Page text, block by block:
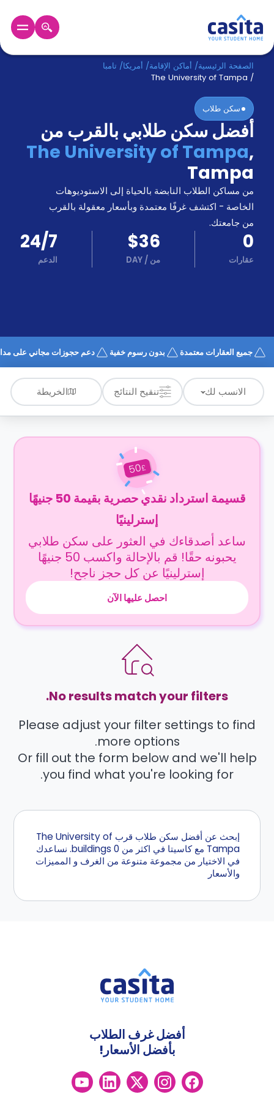
الرئيسية عربي USD
دخول
حجز
السكن
من
نحن؟
المدونة
أخبر
أصدقائك
و
اكسب
كن
شريكا
الدعم
كيف
تعمل؟
الأسئلة
الشائعة
الصفحة الرئيسية/ أماكن الإقامة/ أمريكا/ تامبا
/
The University of Tampa
سكن طلاب
أفضل سكن طلابي بالقرب من
The University of Tampa,
Tampa
من مساكن الطلاب النابضة بالحياة إلى الاستوديوهات
الخاصة - اكتشف غرفًا معتمدة وبأسعار معقولة بالقرب
من جامعتك.
0
عقارات
$36
من /
DAY
24/7
الدعم
جميع العقارات معتمدة بدون رسوم خفية دعم حجوزات مجاني على مدار
الانسب لك تنقيح النتائج الخريطة
£
50
قسيمة استرداد نقدي حصرية بقيمة 50 جنيهًا
إسترلينيًا
ساعد أصدقاءك في العثور على سكن طلابي
يحبونه حقًا! قم بالإحالة واكسب 50 جنيهًا
إسترلينيًا عن كل حجز ناجح!
احصل عليها الآن
No results match your filters.
Please adjust your filter settings to find
more options.
Or fill out the form below and we'll help
you find what you're looking for.
إبحث عن أفضل سكن طلاب قرب The University of
Tampa مع كاسيتا في اكثر من 0 buildings. نساعدك
في الاختيار من مجموعة متنوعة من الغرف و المميزات
والأسعار
أفضل غرف الطلاب
بأفضل الأسعار!